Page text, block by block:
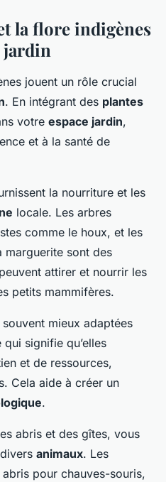
la flore indigènes
jardin
jouent un rôle crucial
. En intégrant des plantes
votre espace jardin,
et à la santé de
la nourriture et les
locale. Les arbres
comme le houx, et les
marguerite sont des
attirer et nourrir les
petits mammifères.
souvent mieux adaptées
signifie qu’elles
et de ressources,
Cela aide à créer un
.
abris et des gîtes, vous
animaux. Les
pour chauves-souris,